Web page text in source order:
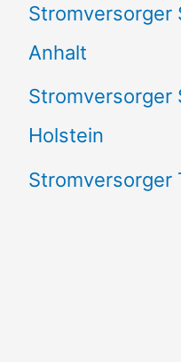
Stromversorger
Anhalt
Stromversorger
Holstein
Stromversorger